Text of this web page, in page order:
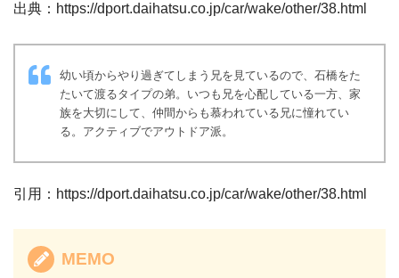
出典：https://dport.daihatsu.co.jp/car/wake/other/38.html
幼い頃からやり過ぎてしまう兄を見ているので、石橋をた
たいて渡るタイプの弟。いつも兄を心配している一方、家
族を大切にして、仲間からも慕われている兄に憧れてい
る。アクティブでアウトドア派。
引用：https://dport.daihatsu.co.jp/car/wake/other/38.html
MEMO